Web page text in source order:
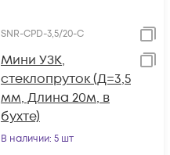
SNR-CPD-3,5/20-C
Мини УЗК,
стеклопруток (Д=3,5
мм, Длина 20м, в
бухте)
В наличии: 5 шт